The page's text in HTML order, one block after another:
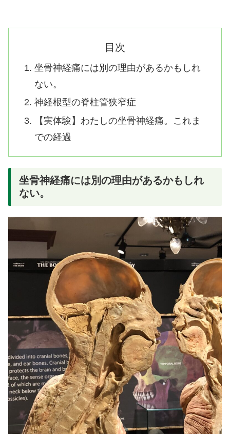
目次
坐骨神経痛には別の理由があるかもしれ
ない。
神経根型の脊柱管狭窄症
【実体験】わたしの坐骨神経痛。これま
での経過
坐骨神経痛には別の理由があるかもしれ
ない。